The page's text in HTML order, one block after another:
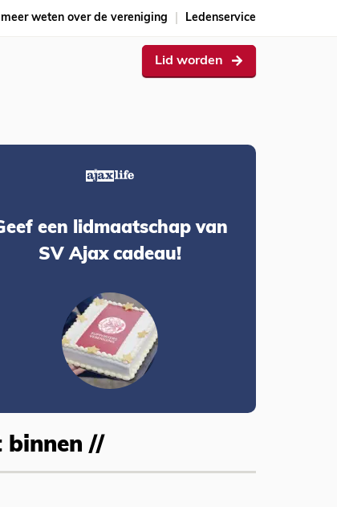
weten over de vereniging Ledenservice
Lid worden
een lidmaatschap van
SV Ajax cadeau!
binnen //